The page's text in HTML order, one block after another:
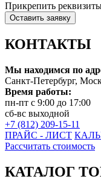
Прикрепить
Оставить заявку
КОНТАКТЫ
Мы находимся по
Санкт-Петербург,
Время работы:
пн-пт с 9:00 до 17:00
сб-вс выходной
+7 (812) 209-15-11
ПРАЙС - ЛИСТ
Рассчитать стоимость
КАТАЛОГ